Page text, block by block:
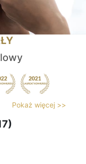
Pokaż więcej >>